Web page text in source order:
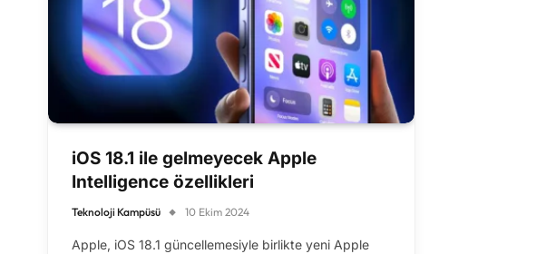
iOS 18.1 ile gelmeyecek Apple
Intelligence özellikleri
Teknoloji Kampüsü 10 Ekim 2024
Apple, iOS 18.1 güncellemesiyle birlikte yeni Apple